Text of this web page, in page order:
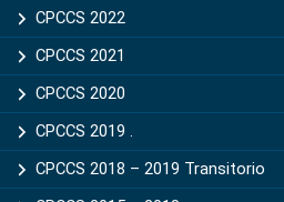
CPCCS 2022
CPCCS 2021
CPCCS 2020
CPCCS 2019 .
CPCCS 2018 – 2019 Transitorio